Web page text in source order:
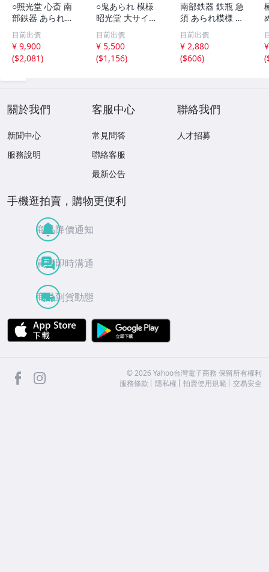
○照光堂 心斎 南
部鉄器 あられ模
様 鉄瓶 ひねり提
み
目前出價
¥ 9,900
($2,081)
○鬼あられ 模様
昭光堂 大サイズ
鉄瓶 当時物
目前出價
¥ 5,500
($1,156)
南部鉄器 鉄瓶 急
須 あられ模様 茶
道具 伝統工芸品
目前出價
¥ 2,880
($606)
(
關於我們
新聞中心
服務說明
客服中心
常見問答
聯絡客服
最新公告
聯絡我們
人才招募
手機逛拍賣，購物更便利
商品降價通知
買賣即時溝通
商品到貨動態
APP Store
facebook ©2026 Yahoo台灣電子商務 保留所有權利
服務條款
隱私權 拍賣使用規範 交易安全